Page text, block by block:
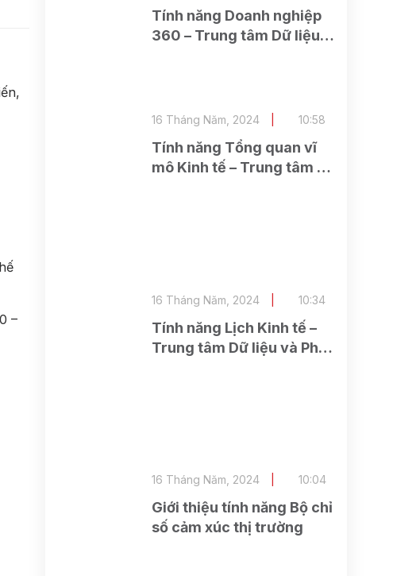
–
Tính năng Doanh nghiệp
360 – Trung tâm Dữ liệu
Tính năng Tổng quan vĩ
mô Kinh tế – Trung tâm Dữ
16 Tháng Năm, 2024 10:58
Tính năng Lịch Kinh tế –
Trung tâm Dữ liệu và Phân
16 Tháng Năm, 2024 10:34
Giới thiệu tính năng Bộ chỉ
số cảm xúc thị trường
16 Tháng Năm, 2024 10:04